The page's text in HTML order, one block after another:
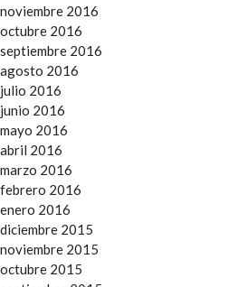
noviembre 2016
octubre 2016
septiembre 2016
agosto 2016
julio 2016
junio 2016
mayo 2016
abril 2016
marzo 2016
febrero 2016
enero 2016
diciembre 2015
noviembre 2015
octubre 2015